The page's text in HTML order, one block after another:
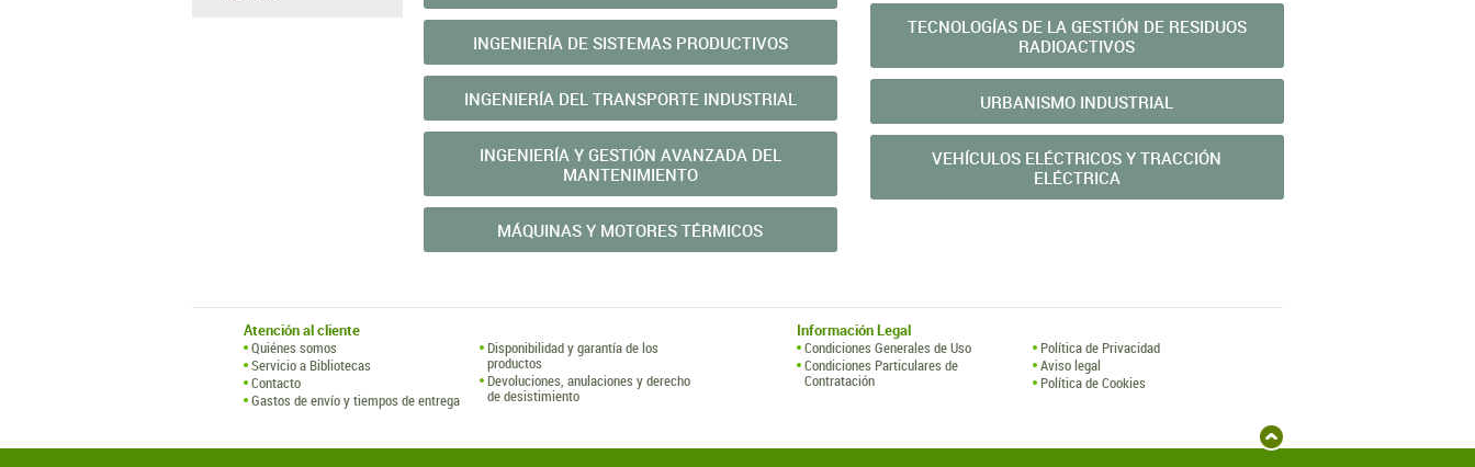
INGENIERÍA DE SISTEMAS PRODUCTIVOS
INGENIERÍA DEL TRANSPORTE INDUSTRIAL
INGENIERÍA Y GESTIÓN AVANZADA DEL
MANTENIMIENTO
MÁQUINAS Y MOTORES TÉRMICOS
TECNOLOGÍAS DE LA GESTIÓN DE RESIDUOS
RADIOACTIVOS
URBANISMO INDUSTRIAL
VEHÍCULOS ELÉCTRICOS Y TRACCIÓN
ELÉCTRICA
Atención al cliente
Quiénes somos
Servicio a Bibliotecas
Contacto
Gastos de envío y tiempos de entrega
Disponibilidad y garantía de los
productos
Devoluciones, anulaciones y derecho
de desistimiento
Información Legal
Condiciones Generales de Uso
Condiciones Particulares de
Contratación
Política de Privacidad
Aviso legal
Política de Cookies